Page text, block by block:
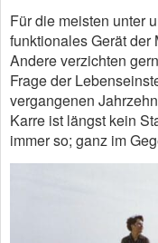
Für die meisten unter
funktionales Gerät der
Andere verzichten
Frage der
vergangenen
Karre ist längst kein
immer so; ganz im